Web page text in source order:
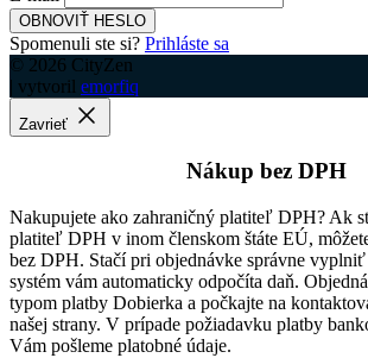
OBNOVIŤ HESLO
Spomenuli ste si? Prihláste sa
© 2026 CityZen
| vytvoril emorfiq
Zavrieť
Nákup bez DPH
Nakupujete ako zahraničný platiteľ DPH? Ak
platiteľ DPH v inom členskom štáte EÚ,
bez DPH. Stačí pri objednávke správne
systém vám automaticky odpočíta daň.
typom platby Dobierka a počkajte na
našej strany. V prípade požiadavku platby
Vám pošleme platobné údaje.